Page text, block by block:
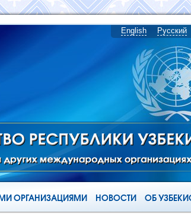
English Русский
ОРГАНИЗАЦИЯМИ НОВОСТИ ОБ